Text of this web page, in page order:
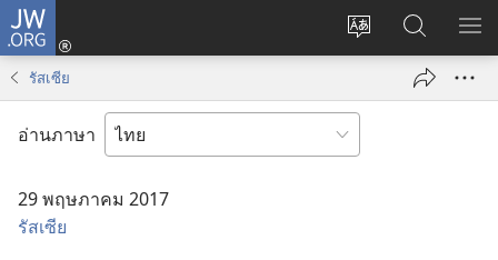
JW.ORG
เปลี่ยน
เข้า
(เปิด
ใหม่)
ค้นหา
ใน
JW.ORG
แส
รัสเซีย
อ่านภาษา
29 พฤษภาคม 2017
รัสเซีย